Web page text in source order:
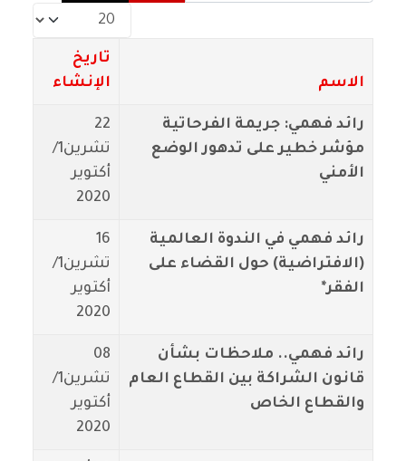
عدد الإظهارات:
الاسم
تاريخ
الإنشاء
رائد فهمي: جريمة الفرحاتية
مؤشر خطير على تدهور الوضع
الأمني
22
تشرين1/
أكتوير
2020
رائد فهمي في الندوة العالمية
(الافتراضية) حول القضاء على
الفقر*
16
تشرين1/
أكتوير
2020
رائد فهمي.. ملاحظات بشأن
قانون الشراكة بين القطاع العام
والقطاع الخاص
08
تشرين1/
أكتوير
2020